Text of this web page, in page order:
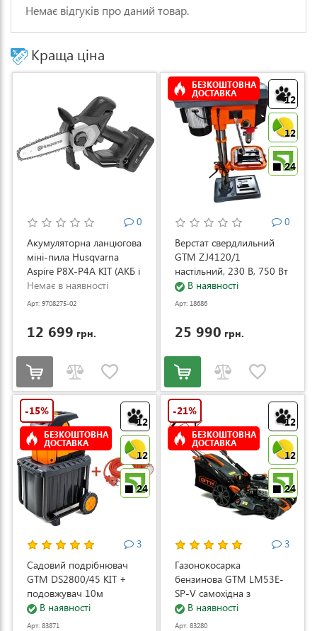
Немає відгуків про даний товар.
Краща ціна
0
Акумуляторна ланцюгова
міні-пила Husqvarna
Aspire P8X-P4A KIT (АКБ і
ЗП) (9708275-02)
Немає в наявності
Арт: 9708275-02
12 699 грн.
12
12
24
БЕЗКОШТОВНА
ДОСТАВКА
0
Верстат свердлильний
GTM ZJ4120/1
настільний, 230 В, 750 Вт
(ZJ4120/1)
В наявності
Арт: 18686
25 990 грн.
12
12
24
-15%
БЕЗКОШТОВНА
ДОСТАВКА
3
Садовий подрібнювач
GTM DS2800/45 KIT +
подовжувач 10м
(DS2800/45_KIT+ext.cord)
В наявності
Арт: 83871
12
12
24
-21%
БЕЗКОШТОВНА
ДОСТАВКА
3
Газонокосарка
бензинова GTM LM53E-
SP-V самохідна з
електростартером та
регулюванням швидкості
В наявності
Арт: 83280